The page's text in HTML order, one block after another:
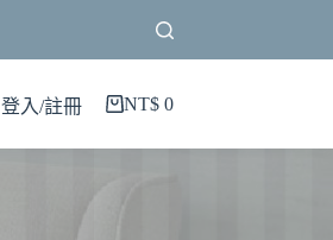
登入/註冊 NT$ 0